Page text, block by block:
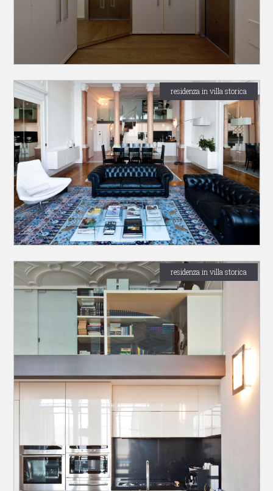
residenza in villa storica
residenza in villa storica